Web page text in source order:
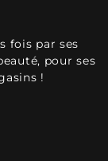
fois par ses
pour ses
!